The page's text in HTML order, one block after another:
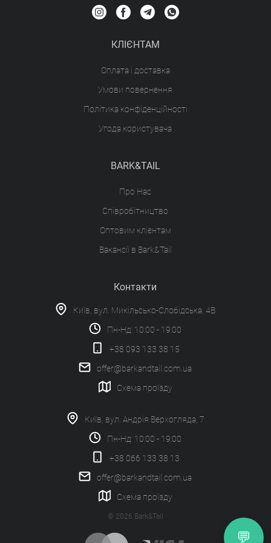
КЛІЄНТАМ
Оплата і доставка
Умови повернення
Політика конфіденційності
Угода користувача
BARK&TAIL
Про Нас
Співробітництво
Оптовим клієнтам
Вакансії в Bark&Tail
Контакти
Київ, вул. Микільсько-Слобідська, 4В
Пн-Нд: 10:00 - 19:00
+38 093 133 38 15
offer@barkandtail.com.ua
Схема проїзду
Київ, вул. Андрія Верхогляда, 7
Пн-Нд: 10:00 - 19:00
+38 066 133 38 13
offer@barkandtail.com.ua
Схема проїзду
© 2026 Bark&Tail
💬